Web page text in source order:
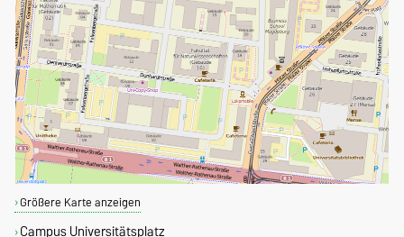
Größere Karte anzeigen
Campus Universitätsplatz